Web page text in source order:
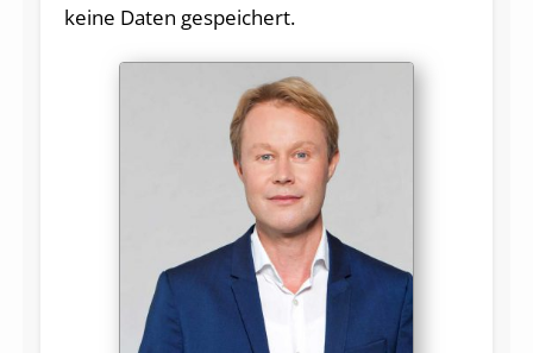
keine Daten gespeichert.